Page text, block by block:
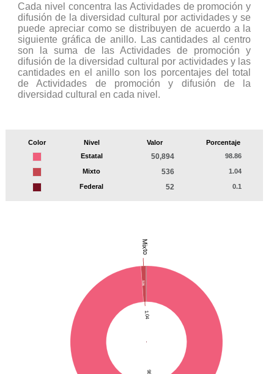
Mixto
1.04
536
Cada nivel concentra las Actividades de promoción y
difusión de la diversidad cultural por actividades y se
puede apreciar como se distribuyen de acuerdo a la
siguiente gráfica de anillo. Las cantidades al centro
son la suma de las Actividades de promoción y
difusión de la diversidad cultural por actividades y las
cantidades en el anillo son los porcentajes del total
de Actividades de promoción y difusión de la
diversidad cultural en cada nivel.
Color Nivel Valor
Porcentaje
Estatal
50,894 98.86
Mixto 536 1.04
Federal 52 0.1